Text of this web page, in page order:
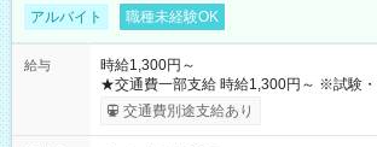
アルバイト 職種未経験OK
給与
時給1,300円～
★交通費一部支給 時給1,300円～ ※試験・役割により手当あり
※勤務回数により昇給あり 【即給（前払
り！】 希望される場合、勤務から1週間ほ
交通費別途支給あり